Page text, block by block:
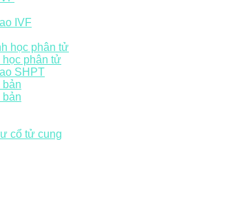
IVF
học phân tử
học phân tử
SHPT
bản
bản
cổ tử cung